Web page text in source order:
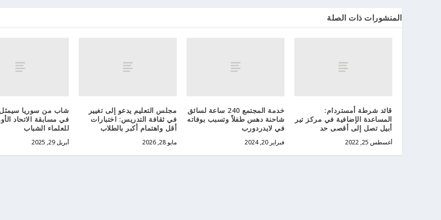
المنشورات ذات الصلة
قائد شرطة أمستردام:
المساعدة الإضافية في مركز تير
أبيل تصل إلى أقصى حد
أغسطس 25, 2022
خدمة المجتمع 240 ساعة لسائق
شاحنة دهس طفلاً وتسبب بوفاته
في لايدردورب
فبراير 20, 2024
مجلس التعليم يدعو إلى تغيير
في ثقافة التدريس: اختبارات
أقل واهتمام أكبر بالطلاب
مايو 28, 2026
شاب من سوريا سيمثل
في مسابقة الاتحاد
للعلماء الشباب
أبريل 29, 2025